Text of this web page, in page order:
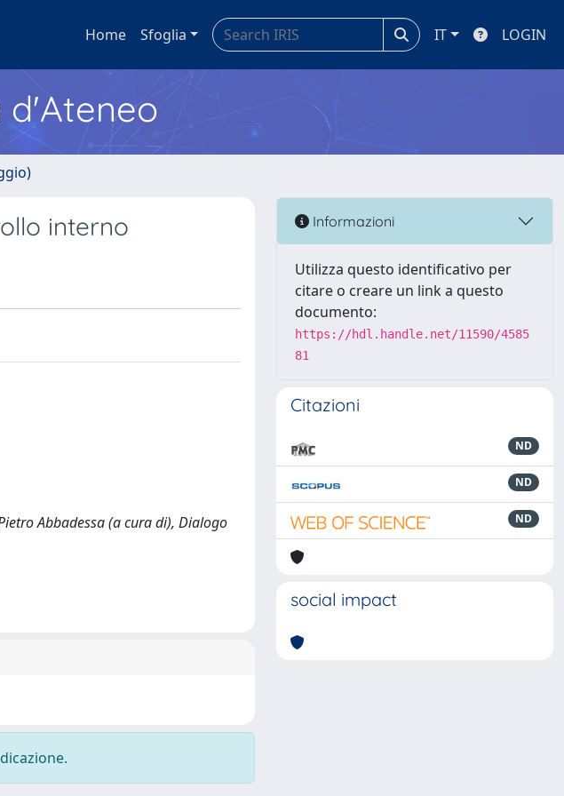
Home Sfoglia IT LOGIN
d'Ateneo
interno
Abbadessa (a cura di), Dialogo
Informazioni
Utilizza questo identificativo per
citare o creare un link a questo
documento:
https://hdl.handle.net/11590/4585
81
Citazioni
ND
ND
ND
social impact